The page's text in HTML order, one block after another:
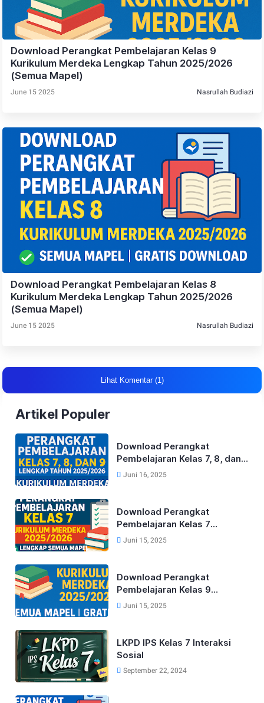
Download Perangkat Pembelajaran Kelas 9
Kurikulum Merdeka Lengkap Tahun 2025/2026
(Semua Mapel)
June 15 2025 Nasrullah Budiazi
Download Perangkat Pembelajaran Kelas 8
Kurikulum Merdeka Lengkap Tahun 2025/2026
(Semua Mapel)
June 15 2025 Nasrullah Budiazi
Lihat Komentar (1)
Artikel Populer
Download Perangkat
Pembelajaran Kelas 7, 8, dan
9 Lengkap Tahun 2025/2026
Juni 16, 2025
Download Perangkat
Pembelajaran Kelas 7
Kurikulum Merdeka Lengkap
Juni 15, 2025
Download Perangkat
Pembelajaran Kelas 9
Kurikulum Merdeka Lengkap
Juni 15, 2025
LKPD IPS Kelas 7 Interaksi
Sosial
September 22, 2024